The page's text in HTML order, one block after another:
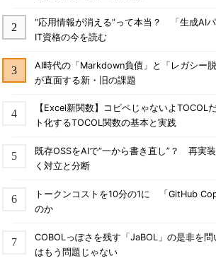
“応用情報が消える”って本当？ 「生成AI
IT資格の今を読む
AI時代の「Markdown負債」と「レガシー
が直面する新・旧の課題
【Excel新関数】コピペじゃないよ
ト化するTOCOL関数の基本と実践
既存OSSをAIで“一から書き直し”？ 再実
く対立と分断
トークンコストを10分の1に 「GitHub
のか
COBOLっぽさを残す「JaBOL」の是非を
はもう問題じゃない